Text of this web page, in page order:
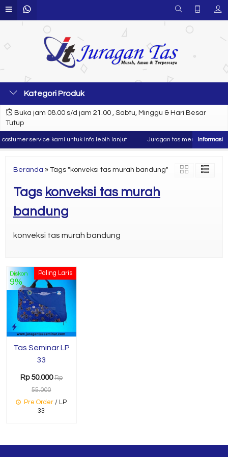
Kategori Produk
Buka jam 08.00 s/d jam 21.00 , Sabtu, Minggu & Hari Besar
Tutup
service kami untuk info lebih lanjut Juragan tas merupakan
Beranda » Tags "konveksi tas murah bandung"
Tags konveksi tas murah
bandung
konveksi tas murah bandung
Paling Laris
Diskon
9%
Tas Seminar LP
33
Rp 50.000 Rp
55.000
Pre Order / LP
33